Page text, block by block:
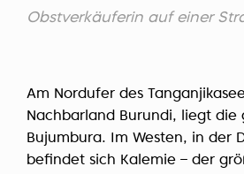
Obstverkäuferin auf einer
Am Nordufer des
Nachbarland Burundi, liegt die
Bujumbura. Im Westen, in der
befindet sich Kalemie – der